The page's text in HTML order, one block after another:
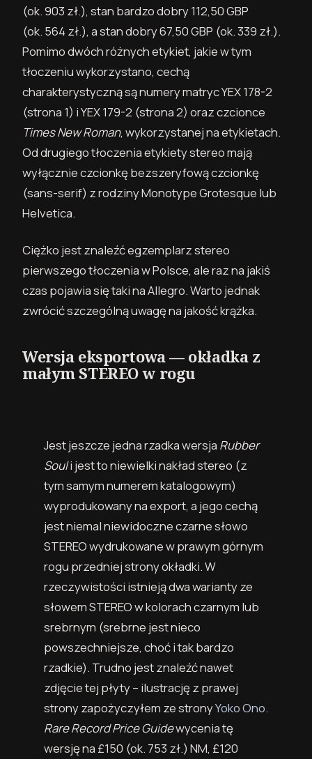
(ok. 903 zł.), stan bardzo dobry 112,50 GBP
(ok. 564 zł.), a stan dobry 67,50 GBP (ok. 339 zł.).
Pomimo dwóch różnych etykiet, jakie w tym
tłoczeniu wykorzystano, cechą
charakterystyczną są numery matryc YEX 178-2
(strona 1) i YEX 179-2 (strona 2) oraz czcionce
Times New Roman, wykorzystanej na etykietach.
Od drugiego tłoczenia etykiety stereo mają
wyłącznie czcionkę bezszeryfową czcionkę
(sans-serif) z rodziny Monotype Grotesque lub
Helvetica.
Ciężko jest znaleźć egzemplarz stereo
pierwszego tłoczenia w Polsce, ale raz na jakiś
czas pojawia się taki na Allegro. Warto jednak
zwrócić szczególną uwagę na jakość krążka.
Wersja eksportowa — okładka z
małym STEREO w rogu
Jest jeszcze jedna rzadka wersja Rubber
Souli jest to niewielki nakład stereo (z
tym samym numerem katalogowym)
wyprodukowany na export, a jego cechą
jest niemal niewidoczne czarne słowo
STEREO wydrukowane w prawym górnym
rogu przedniej strony okładki. W
rzeczywistości istnieją dwa warianty ze
słowem STEREO w kolorach czarnym lub
srebrnym (srebrne jest nieco
powszechniejsze, choć i tak bardzo
rzadkie). Trudno jest znaleźć nawet
zdjęcie tej płyty – ilustrację z prawej
strony zapożyczyłem ze stronyYoko Ono.
Rare Record Price Guidewycenia tę
wersję na £150 (ok. 753 zł.) NM, £120